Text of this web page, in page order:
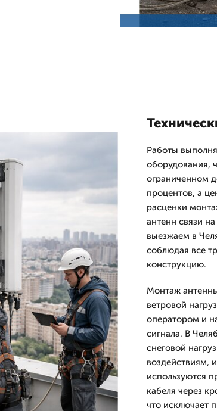
Работы
оборудования,
ограниченном
процентов, а
расценки
антенн связи
выезжаем в
соблюдая все
конструкцию.
Монтаж
ветровой
оператором и
сигнала. В
снеговой
воздействиям,
используются
кабеля через
что исключает